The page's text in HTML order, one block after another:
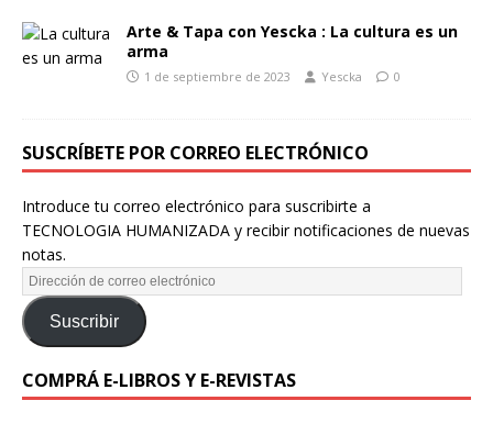
Arte & Tapa con Yescka : La cultura es un
arma
1 de septiembre de 2023 Yescka 0
SUSCRÍBETE POR CORREO ELECTRÓNICO
Introduce tu correo electrónico para suscribirte a
TECNOLOGIA HUMANIZADA y recibir notificaciones de nuevas
notas.
Suscribir
COMPRÁ E-LIBROS Y E-REVISTAS